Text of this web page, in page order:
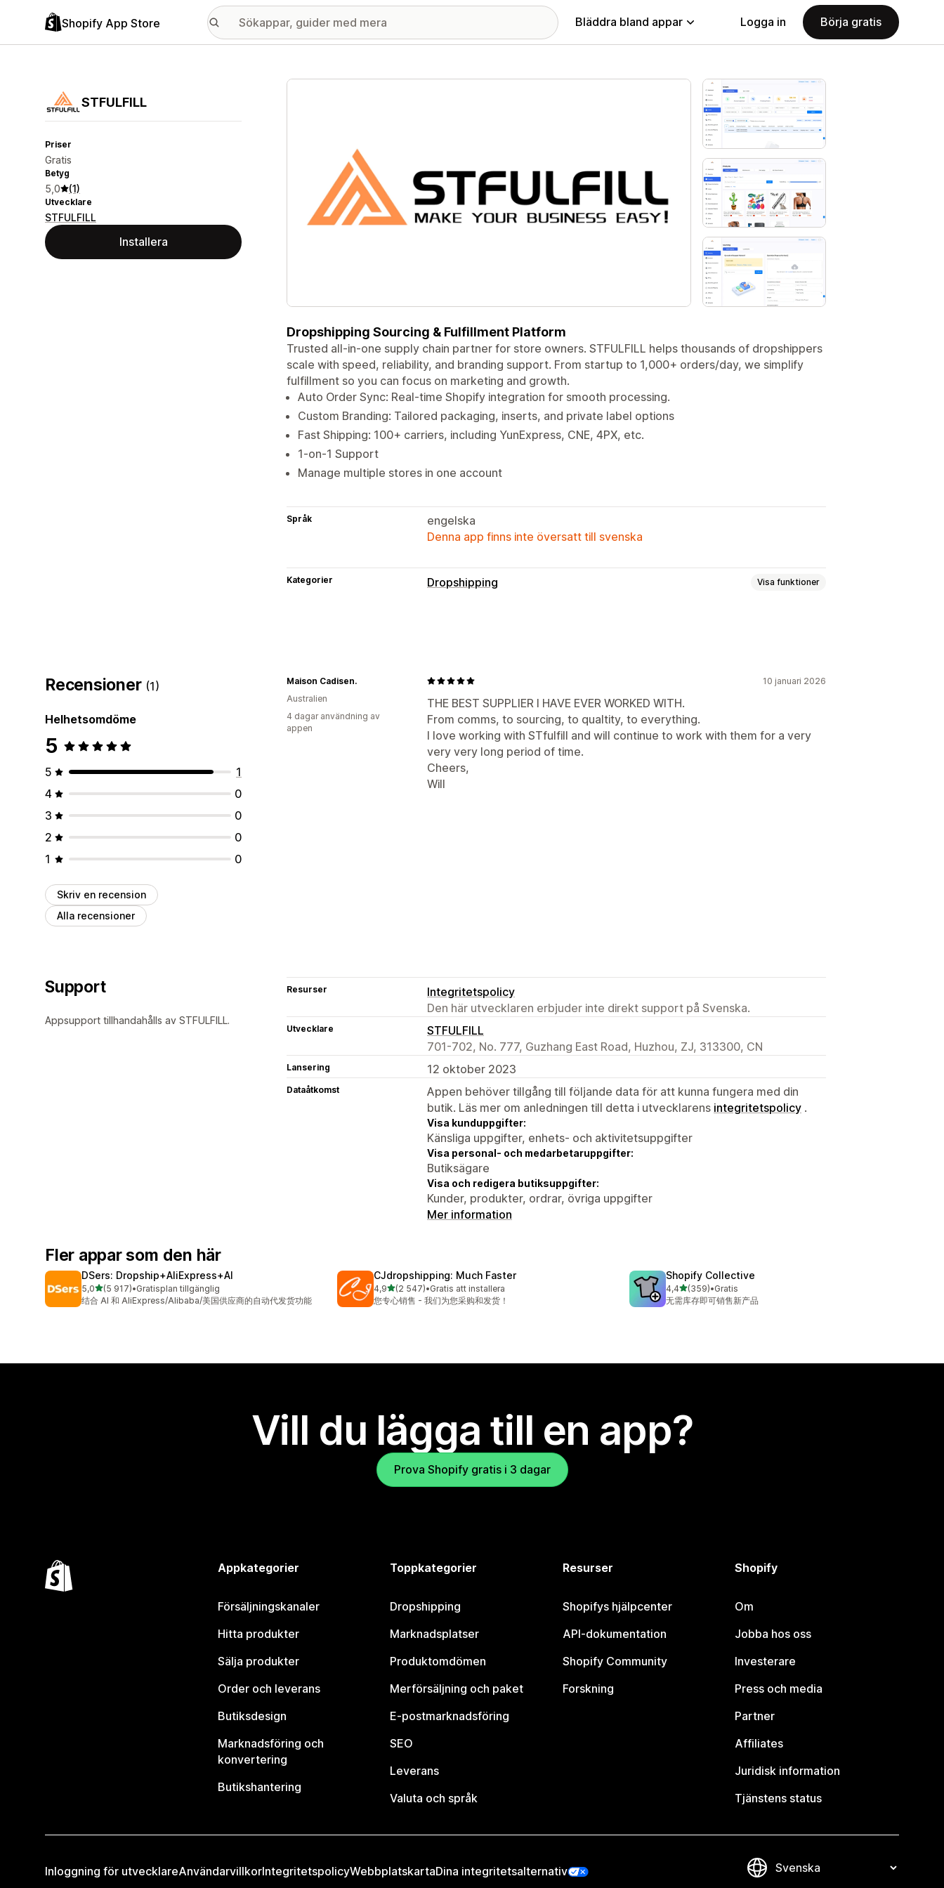
Shopify App Store Bläddra bland appar Logga in Börja gratis
STFULFILL
Priser
Gratis
Betyg
5,0 (1)
Utvecklare
STFULFILL
Installera
Galleri med utvalda bilder
Dropshipping Sourcing & Fulfillment Platform
Trusted all-in-one supply chain partner for store owners. STFULFILL helps thousands of dropshippers
scale with speed, reliability, and branding support. From startup to 1,000+ orders/day, we simplify
fulfillment so you can focus on marketing and growth.
Auto Order Sync: Real-time Shopify integration for smooth processing.
Custom Branding: Tailored packaging, inserts, and private label options
Fast Shipping: 100+ carriers, including YunExpress, CNE, 4PX, etc.
1-on-1 Support
Manage multiple stores in one account
Språk
engelska
Denna app finns inte översatt till svenska
Kategorier Dropshipping Visa funktioner
Kina
Recensioner (1)
Helhetsomdöme
5
5
1
4
0
3
0
2
0
1
0
Skriv en recension
Alla recensioner
10 januari 2026
THE BEST SUPPLIER I HAVE EVER WORKED WITH.
From comms, to sourcing, to qualtity, to everything.
I love working with STfulfill and will continue to work with them for a very
very very long period of time.
Cheers,
Will
Maison Cadisen.
Australien
4 dagar användning av
appen
Support
Appsupport tillhandahålls av STFULFILL.
Resurser
Integritetspolicy
Den här utvecklaren erbjuder inte direkt support på Svenska.
Utvecklare
STFULFILL
701-702, No. 777, Guzhang East Road, Huzhou, ZJ, 313300, CN
Lansering 12 oktober 2023
Dataåtkomst
Appen behöver tillgång till följande data för att kunna fungera med din
butik. Läs mer om anledningen till detta i utvecklarens integritetspolicy .
Visa kunduppgifter:
Känsliga uppgifter, enhets- och aktivitetsuppgifter
Visa personal- och medarbetaruppgifter:
Butiksägare
Visa och redigera butiksuppgifter:
Kunder, produkter, ordrar, övriga uppgifter
Mer information
Fler appar som den här
DSers: Dropship+AliExpress+AI
5,0av 5 stjärnor
(5 917)
5917 recensioner totalt
•Gratisplan tillgänglig
结合 AI 和 AliExpress/Alibaba/美国供应商的自动代发货功能
CJdropshipping: Much Faster
4,9av 5 stjärnor
(2 547)
2547 recensioner totalt
•Gratis att installera
您专心销售 - 我们为您采购和发货！
Shopify Collective
4,4av 5 stjärnor
(359)
359 recensioner totalt
•Gratis
无需库存即可销售新产品
Vill du lägga till en app?
Prova Shopify gratis i 3 dagar
Appkategorier
Försäljningskanaler
Hitta produkter
Sälja produkter
Order och leverans
Butiksdesign
Marknadsföring och
konvertering
Butikshantering
Toppkategorier
Dropshipping
Marknadsplatser
Produktomdömen
Merförsäljning och paket
E-postmarknadsföring
SEO
Leverans
Valuta och språk
Resurser
Shopifys hjälpcenter
API-dokumentation
Shopify Community
Forskning
Shopify
Om
Jobba hos oss
Investerare
Press och media
Partner
Affiliates
Juridisk information
Tjänstens status
Inloggning för utvecklareAnvändarvillkorIntegritetspolicyWebbplatskartaDina integritetsalternativ